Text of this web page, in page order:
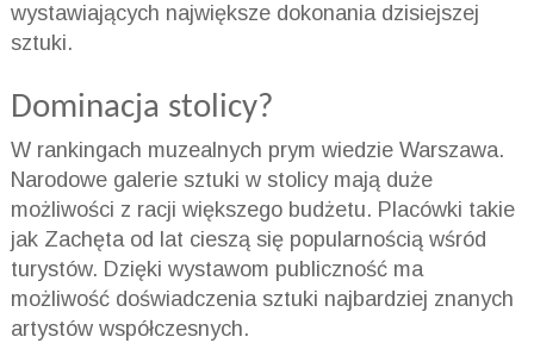
wystawiających największe dokonania dzisiejszej
sztuki.
Dominacja stolicy?
W rankingach muzealnych prym wiedzie Warszawa.
Narodowe galerie sztuki w stolicy mają duże
możliwości z racji większego budżetu. Placówki takie
jak Zachęta od lat cieszą się popularnością wśród
turystów. Dzięki wystawom publiczność ma
możliwość doświadczenia sztuki najbardziej znanych
artystów współczesnych.